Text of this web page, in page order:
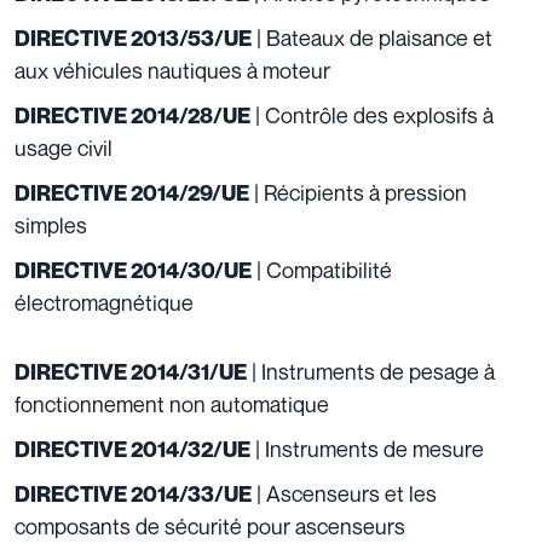
DIRECTIVE 2013/53/UE | Bateaux de plaisance et
aux véhicules nautiques à moteur
DIRECTIVE 2014/28/UE | Contrôle des explosifs à
usage civil
DIRECTIVE 2014/29/UE | Récipients à pression
simples
DIRECTIVE 2014/30/UE | Compatibilité
électromagnétique
DIRECTIVE 2014/31/UE | Instruments de pesage à
fonctionnement non automatique
DIRECTIVE 2014/32/UE | Instruments de mesure
DIRECTIVE 2014/33/UE | Ascenseurs et les
composants de sécurité pour ascenseurs